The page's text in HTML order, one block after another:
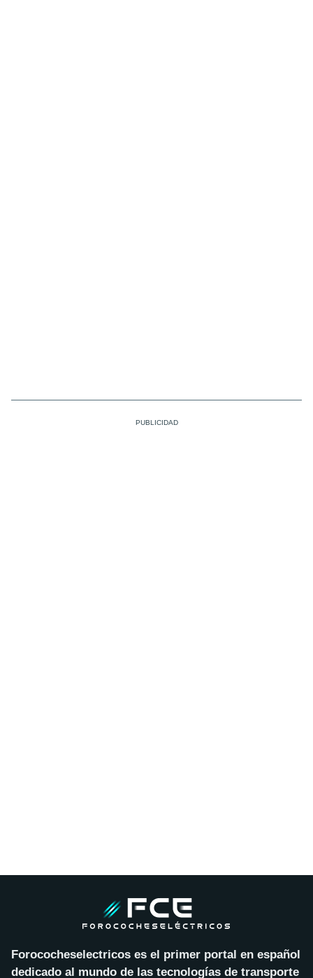
Forococheselectricos es el primer portal en español
dedicado al mundo de las tecnologías de transporte